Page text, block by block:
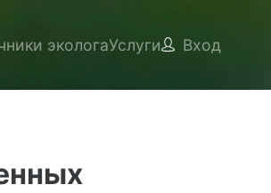
экологаУслуги Вход